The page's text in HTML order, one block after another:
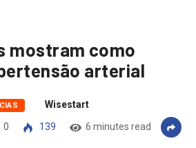
mostram como
arterial
Wisestart
0 139 6 minutes read